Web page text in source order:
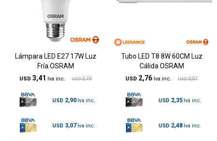
Lámpara LED E27 17W Luz
Fría OSRAM
USD 3,41 USD 3,79
USD 2,90
USD 3,07
Tubo LED T8 8W 60CM Luz
Cálida OSRAM
USD 2,76 USD 3,07
USD 2,35
USD 2,48